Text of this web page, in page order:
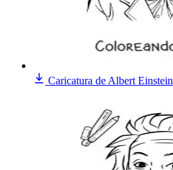
Caricatura de Albert Einstein